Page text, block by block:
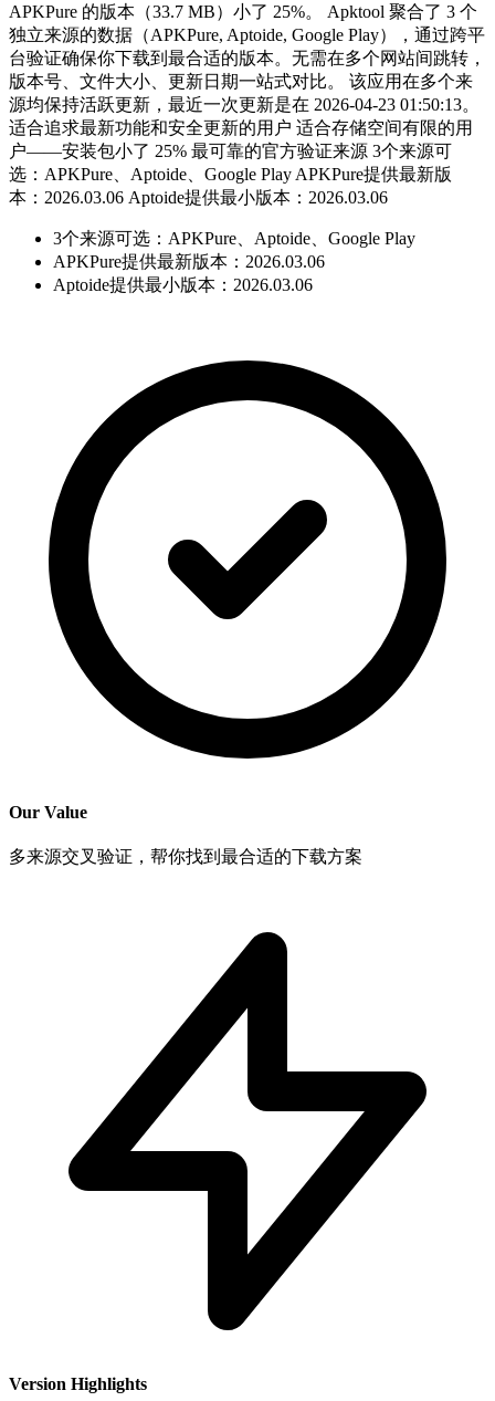
APKPure 的版本（33.7 MB）小了 25%。 Apktool 聚合了 3 个
独立来源的数据（APKPure, Aptoide, Google Play），通过跨平
台验证确保你下载到最合适的版本。无需在多个网站间跳转，
版本号、文件大小、更新日期一站式对比。 该应用在多个来
源均保持活跃更新，最近一次更新是在 2026-04-23 01:50:13。
适合追求最新功能和安全更新的用户 适合存储空间有限的用
户——安装包小了 25% 最可靠的官方验证来源 3个来源可
选：APKPure、Aptoide、Google Play APKPure提供最新版
本：2026.03.06 Aptoide提供最小版本：2026.03.06
3个来源可选：APKPure、Aptoide、Google Play
APKPure提供最新版本：2026.03.06
Aptoide提供最小版本：2026.03.06
Our Value
多来源交叉验证，帮你找到最合适的下载方案
Version Highlights